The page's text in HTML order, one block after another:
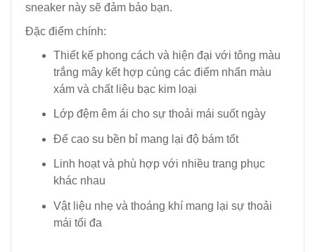
sneaker này sẽ đảm bảo bạn.
Đặc điểm chính:
Thiết kế phong cách và hiện đại với tông màu
trắng mây kết hợp cùng các điểm nhấn màu
xám và chất liệu bạc kim loại
Lớp đệm êm ái cho sự thoải mái suốt ngày
Đế cao su bền bỉ mang lại độ bám tốt
Linh hoạt và phù hợp với nhiều trang phục
khác nhau
Vật liệu nhẹ và thoáng khí mang lại sự thoải
mái tối đa